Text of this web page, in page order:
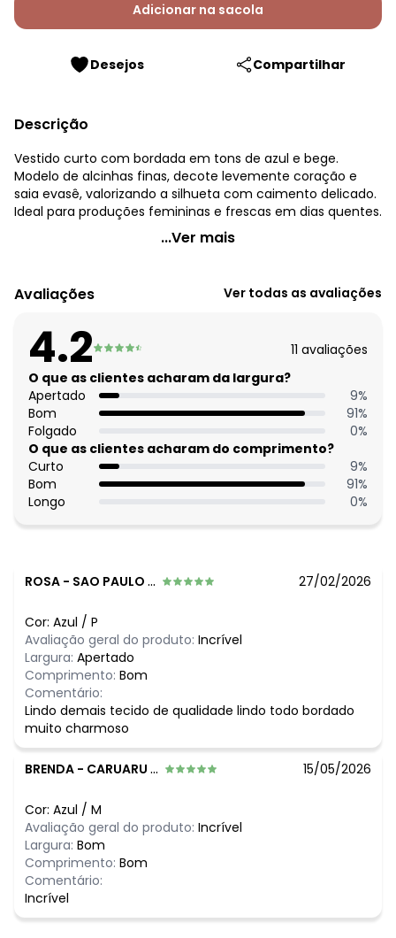
Adicionar na sacola
Desejos Compartilhar
Descrição
Vestido curto com bordada em tons de azul e bege.
Modelo de alcinhas finas, decote levemente coração e
saia evasê, valorizando a silhueta com caimento delicado.
Ideal para produções femininas e frescas em dias quentes.
Quintess - Vestido Bordado MarinhoEm Algodão com
Código do produto: 3899253
Modelagem: Solto
Decote frente: Coração
Complemento: Alça
Tecido: Laise
Composição: 80% algodão 20% poliéster
...Ver mais
Avaliações Ver todas as avaliações
4.2 11 avaliações
O que as clientes acharam da largura?
Apertado
9%
Bom
91%
Folgado
0%
O que as clientes acharam do comprimento?
Curto
9%
Bom
91%
Longo
0%
ROSA - SAO PAULO - SP 27/02/2026
Cor: Azul / P
Avaliação geral do produto: Incrível
Largura: Apertado
Comprimento: Bom
Comentário:
Lindo demais tecido de qualidade lindo todo bordado
muito charmoso
BRENDA - CARUARU - PE 15/05/2026
Cor: Azul / M
Avaliação geral do produto: Incrível
Largura: Bom
Comprimento: Bom
Comentário:
Incrível